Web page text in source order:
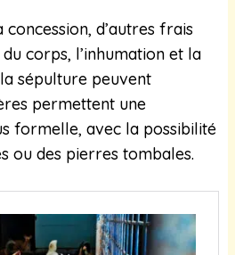
d’autres frais
corps, l’inhumation et la
sépulture peuvent
permettent une
formelle, avec la possibilité
ou des pierres tombales.